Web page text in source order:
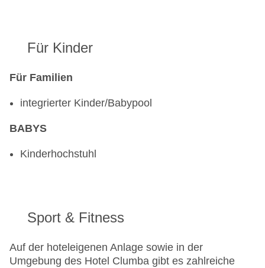
Für Kinder
Für Familien
integrierter Kinder/Babypool
BABYS
Kinderhochstuhl
Sport & Fitness
Auf der hoteleigenen Anlage sowie in der
Umgebung des Hotel Clumba gibt es zahlreiche